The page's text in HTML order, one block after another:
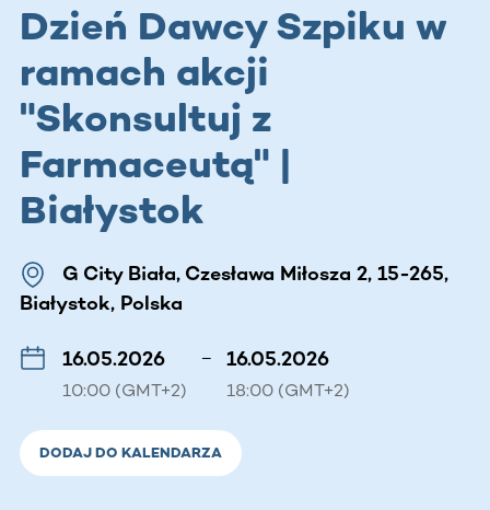
Dzień Dawcy Szpiku w
ramach akcji
"Skonsultuj z
Farmaceutą" |
Białystok
G City Biała, Czesława Miłosza 2, 15-265,
Białystok, Polska
16.05.2026
10:00 (GMT+2)
– 16.05.2026
18:00 (GMT+2)
DODAJ DO KALENDARZA